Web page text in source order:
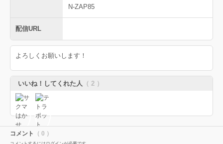
N-ZAP85
配信URL
よろしくお願いします！
いいね！してくれた人 （ 2 ）
コメント （ 0 ）